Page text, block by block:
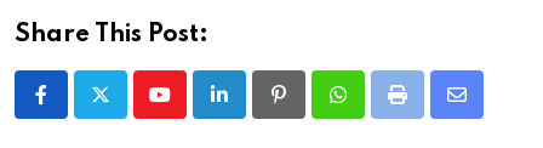
Share This Post:
YoutubeLinkedIn PinterestWhatsappPrint
Share